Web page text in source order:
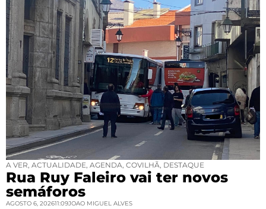
A VER ACTUALIDADE AGENDA COVILHÃ DESTAQUE
Rua Ruy Faleiro vai ter novos
semáforos
AGOSTO 6, 202611:09JOAO MIGUEL ALVES